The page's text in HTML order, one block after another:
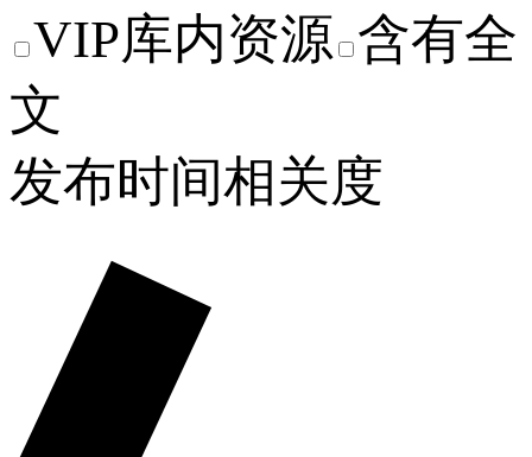
VIP库内资源 含有全
文
发布时间相关度